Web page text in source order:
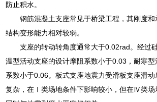
防止积水。
钢筋混凝土支座常见于桥梁工程，其刚度
结构变形能力相对较弱。
支座的转动转角度通常大于0.02rad。经过
温型活动支座的设计摩阻系数小于0.03，耐寒型
系数小于0.06。板式支座地震力受滑板支座滑
复杂，在Ⅰ类场地条件下影响较小，但在Ⅳ类场